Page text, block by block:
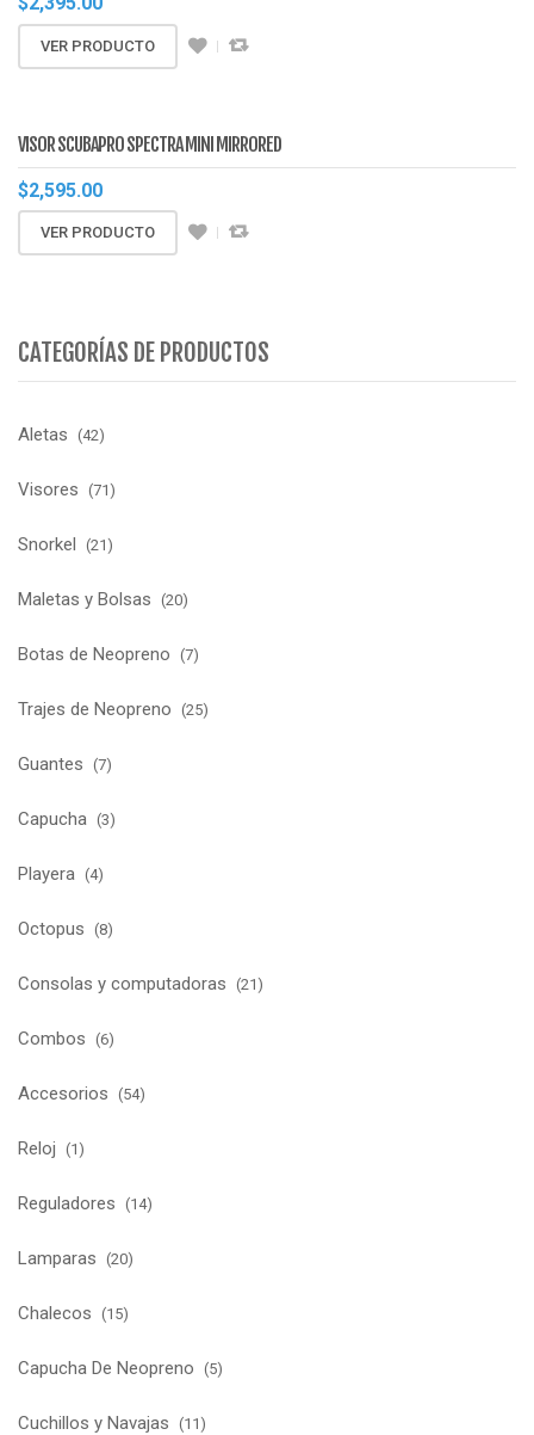
VER PRODUCTO
VISOR SCUBAPRO SPECTRA MINI MIRRORED
$2,595.00
VER PRODUCTO
CATEGORÍAS DE PRODUCTOS
Aletas (42)
Visores (71)
Snorkel (21)
Maletas y Bolsas (20)
Botas de Neopreno (7)
Trajes de Neopreno (25)
Guantes (7)
Capucha (3)
Playera (4)
Octopus (8)
Consolas y computadoras (21)
Combos (6)
Accesorios (54)
Reloj (1)
Reguladores (14)
Lamparas (20)
Chalecos (15)
Capucha De Neopreno (5)
Cuchillos y Navajas (11)